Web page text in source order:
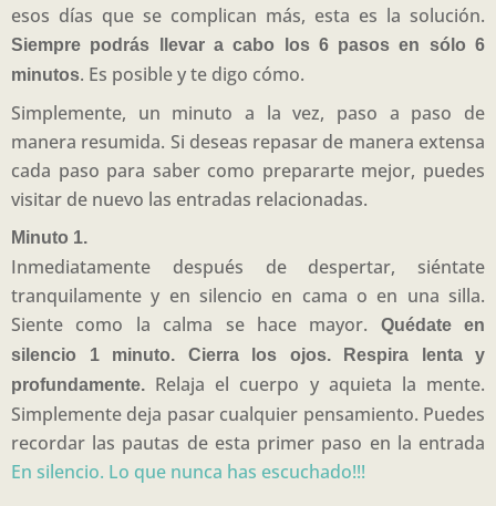
esos días que se complican más, esta es la solución.
Siempre podrás llevar a cabo los 6 pasos en sólo 6
minutos. Es posible y te digo cómo.
Simplemente, un minuto a la vez, paso a paso de
manera resumida. Si deseas repasar de manera extensa
cada paso para saber como prepararte mejor, puedes
visitar de nuevo las entradas relacionadas.
Minuto 1.
Inmediatamente después de despertar, siéntate
tranquilamente y en silencio en cama o en una silla.
Siente como la calma se hace mayor.
Quédate en
silencio 1 minuto. Cierra los ojos. Respira lenta y
profundamente. Relaja el cuerpo y aquieta la mente.
Simplemente deja pasar cualquier pensamiento. Puedes
recordar las pautas de esta primer paso en la entrada
En silencio. Lo que nunca has escuchado!!!